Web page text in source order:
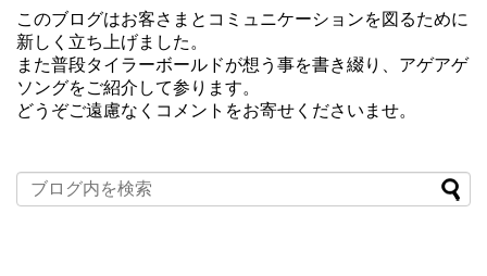
このブログはお客さまとコミュニケーションを図るために
新しく立ち上げました。
また普段タイラーボールドが想う事を書き綴り、アゲアゲ
ソングをご紹介して参ります。
どうぞご遠慮なくコメントをお寄せくださいませ。